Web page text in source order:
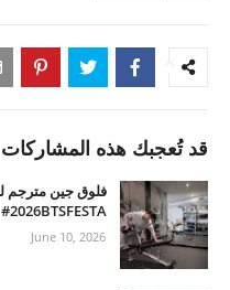
قد تُعجبك هذه المشاركات
#2026BTSFESTA
June 10, 2026